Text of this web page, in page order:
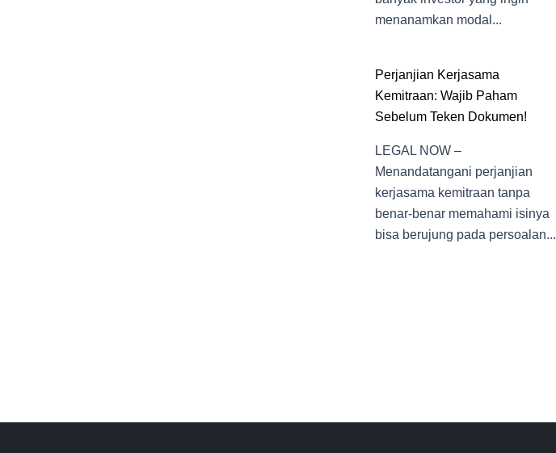
menanamkan modal...
Perjanjian Kerjasama
Kemitraan: Wajib Paham
Sebelum Teken Dokumen!
LEGAL NOW –
Menandatangani perjanjian
kerjasama kemitraan tanpa
benar-benar memahami isinya
bisa berujung pada persoalan...